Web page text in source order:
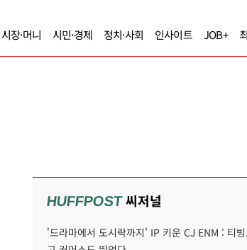
시장·머니 시민·경제 정치·사회 인사이트 JOB+
HUFFPOST씨저널
'드라마에서 도시락까지' IP 키운 CJ ENM : 티